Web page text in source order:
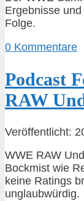
Ergebnisse
Folge.
0 Kommentare
Podcast
RAW
Veröffentlicht:
WWE RAW
Bockmist wie
keine Ratings
unglaubwürdig.